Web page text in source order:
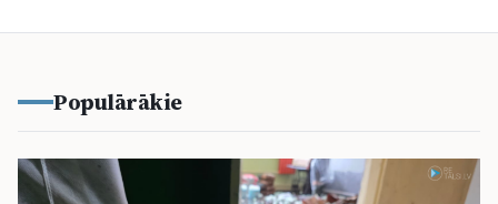
Populārākie